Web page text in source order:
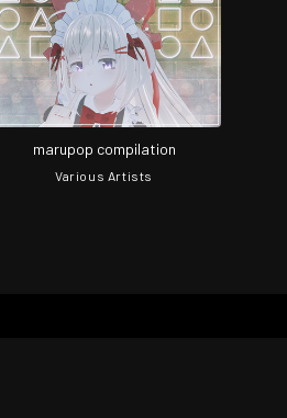
marupop compilation
Various Artists